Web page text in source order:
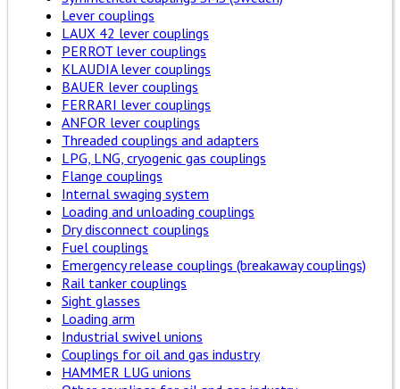
Lever couplings
LAUX 42 lever couplings
PERROT lever couplings
KLAUDIA lever couplings
BAUER lever couplings
FERRARI lever couplings
ANFOR lever couplings
Threaded couplings and adapters
LPG, LNG, cryogenic gas couplings
Flange couplings
Internal swaging system
Loading and unloading couplings
Dry disconnect couplings
Fuel couplings
Emergency release couplings (breakaway couplings)
Rail tanker couplings
Sight glasses
Loading arm
Industrial swivel unions
Couplings for oil and gas industry
HAMMER LUG unions